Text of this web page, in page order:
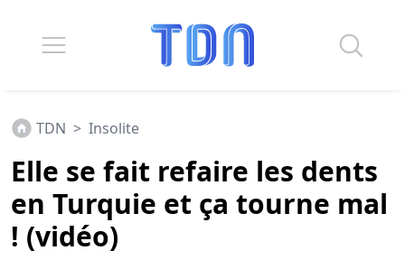
TDN > Insolite
Elle se fait refaire les dents
en Turquie et ça tourne mal
! (vidéo)